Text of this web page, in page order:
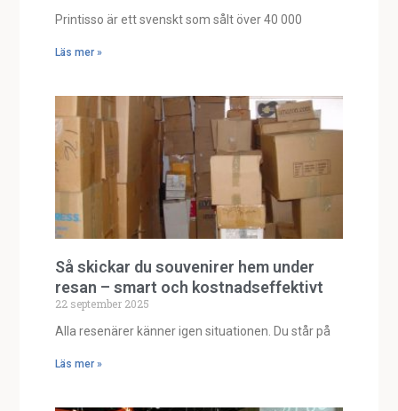
Printisso är ett svenskt som sålt över 40 000
Läs mer »
Så skickar du souvenirer hem under
resan – smart och kostnadseffektivt
22 september 2025
Alla resenärer känner igen situationen. Du står på
Läs mer »